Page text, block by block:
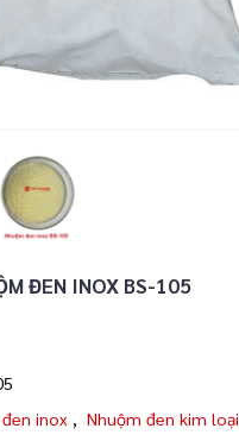
ĐEN INOX BS-105
inox , Nhuộm đen kim loại